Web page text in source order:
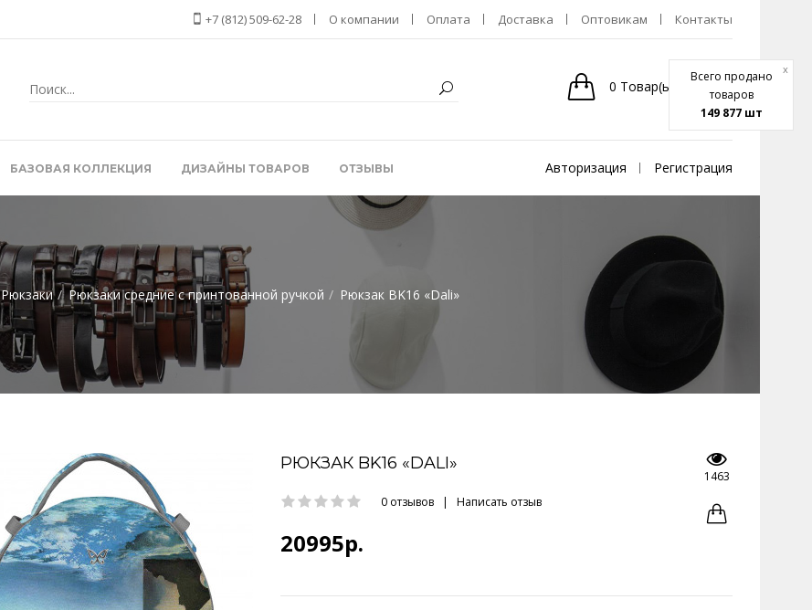
Всего продано
товаров
149 877 шт
x
+7 (812) 509-62-28 О компании Оплата Доставка Оптовикам Контакты
0 Товар(ы) 0р.
БАЗОВАЯ КОЛЛЕКЦИЯ ДИЗАЙНЫ ТОВАРОВ ОТЗЫВЫ Авторизация Регистрация
Рюкзаки Рюкзаки средние с принтованной ручкой Рюкзак BK16 «Dali»
РЮКЗАК BK16 «DALI»
0 отзывов | Написать отзыв
20995р.
1463